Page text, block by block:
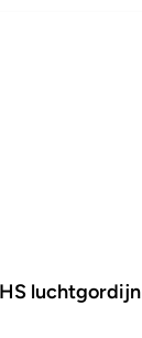
luchtgordijn